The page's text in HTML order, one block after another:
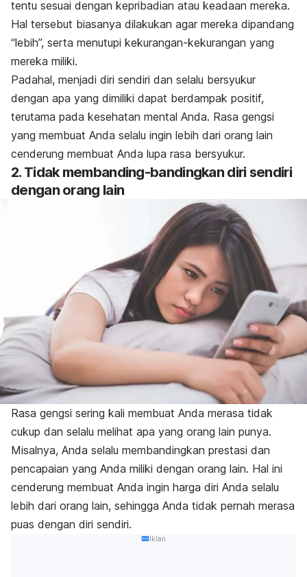
tentu sesuai dengan kepribadian atau keadaan mereka.
Hal tersebut biasanya dilakukan agar mereka dipandang
“lebih”, serta menutupi kekurangan-kekurangan yang
mereka miliki.
Padahal, menjadi diri sendiri dan selalu bersyukur
dengan apa yang dimiliki dapat berdampak positif,
terutama pada kesehatan mental Anda. Rasa gengsi
yang membuat Anda selalu ingin lebih dari orang lain
cenderung membuat Anda lupa rasa bersyukur.
2. Tidak membanding-bandingkan diri sendiri
dengan orang lain
Rasa gengsi sering kali membuat Anda merasa tidak
cukup dan selalu melihat apa yang orang lain punya.
Misalnya, Anda selalu membandingkan prestasi dan
pencapaian yang Anda miliki dengan orang lain. Hal ini
cenderung membuat Anda ingin harga diri Anda selalu
lebih dari orang lain, sehingga Anda tidak pernah merasa
puas dengan diri sendiri.
Iklan